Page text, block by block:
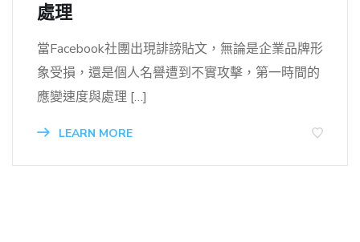
處理
當Facebook社團出現誹謗貼文，無論是企業品牌形
象受損，還是個人名譽遭到不實攻擊，第一時間的
應變速度與處理 […]
LEARN MORE